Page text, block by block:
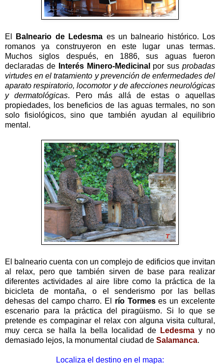
El Balneario de Ledesma es un balneario histórico. Los
romanos ya construyeron en este lugar unas termas.
Muchos siglos después, en 1886, sus aguas fueron
declaradas deInterés Minero-Medicinal por susprobadas
virtudes en el tratamiento y prevención de enfermedades del
aparato respiratorio, locomotor y de afecciones neurológicas
y dermatológicas. Pero más allá de estas o aquellas
propiedades, los beneficios de las aguas termales, no son
solo fisiológicos, sino que también ayudan al equilibrio
mental.
El balneario cuenta con un complejo de edificios que invitan
al relax, pero que también sirven de base para realizar
diferentes actividades al aire libre como la práctica de la
bicicleta de montaña, o el senderismo por las bellas
dehesas del campo charro. El río Tormeses un excelente
escenario para la práctica del piragüismo. Si lo que se
pretende es compaginar el relax con alguna visita cultural,
muy cerca se halla la bella localidad de
Ledesma y no
demasiado lejos, la monumental ciudad de Salamanca.
Localiza el destino en el mapa: